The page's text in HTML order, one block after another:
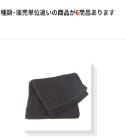
種類・販売単位違いの商品が6商品あります